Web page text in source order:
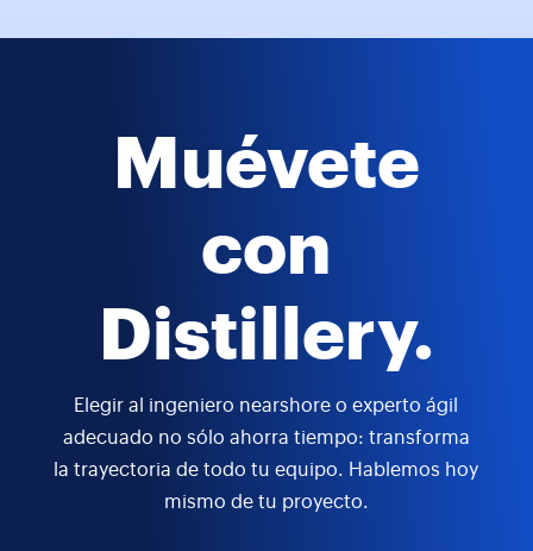
Muévete
con
Distillery.
Elegir al ingeniero nearshore o experto ágil
adecuado no sólo ahorra tiempo: transforma
la trayectoria de todo tu equipo. Hablemos hoy
mismo de tu proyecto.